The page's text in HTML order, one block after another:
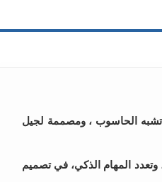
تشبه الحاسوب ، ومصممة لجيل
وتعدد المهام الذكي، في تصميم